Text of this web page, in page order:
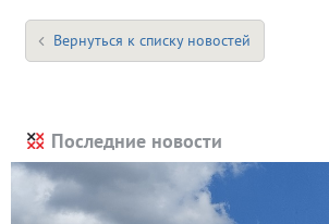
Вернуться к списку новостей
Последние новости